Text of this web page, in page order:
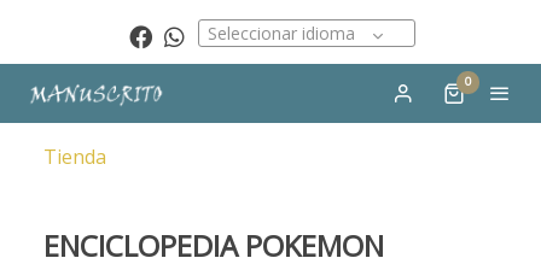
Seleccionar idioma
0
Tienda
ENCICLOPEDIA POKEMON